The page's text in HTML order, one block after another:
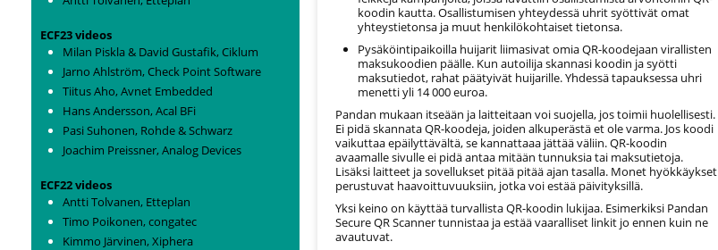
ECF23 videos
Milan Piskla & David Gustafik, Ciklum
Jarno Ahlström, Check Point Software
Tiitus Aho, Avnet Embedded
Hans Andersson, Acal BFi
Pasi Suhonen, Rohde & Schwarz
Joachim Preissner, Analog Devices
ECF22 videos
Antti Tolvanen, Etteplan
Timo Poikonen, congatec
Kimmo Järvinen, Xiphera
koodin kautta. Osallistumisen yhteydessä uhrit syöttivät omat
yhteystietonsa ja muut henkilökohtaiset tietonsa.
Pysäköintipaikoilla huijarit liimasivat omia QR-koodejaan virallisten
maksukoodien päälle. Kun autoilija skannasi koodin ja syötti
maksutiedot, rahat päätyivät huijarille. Yhdessä tapauksessa uhri
menetti yli 14 000 euroa.
Pandan mukaan itseään ja laitteitaan voi suojella, jos toimii huolellisesti.
Ei pidä skannata QR-koodeja, joiden alkuperästä et ole varma. Jos koodi
vaikuttaa epäilyttävältä, se kannattaaa jättää väliin. QR-koodin
avaamalle sivulle ei pidä antaa mitään tunnuksia tai maksutietoja.
Lisäksi laitteet ja sovellukset pitää pitää ajan tasalla. Monet hyökkäykset
perustuvat haavoittuvuuksiin, jotka voi estää päivityksillä.
Yksi keino on käyttää turvallista QR-koodin lukijaa. Esimerkiksi Pandan
Secure QR Scanner tunnistaa ja estää vaaralliset linkit jo ennen kuin ne
avautuvat.